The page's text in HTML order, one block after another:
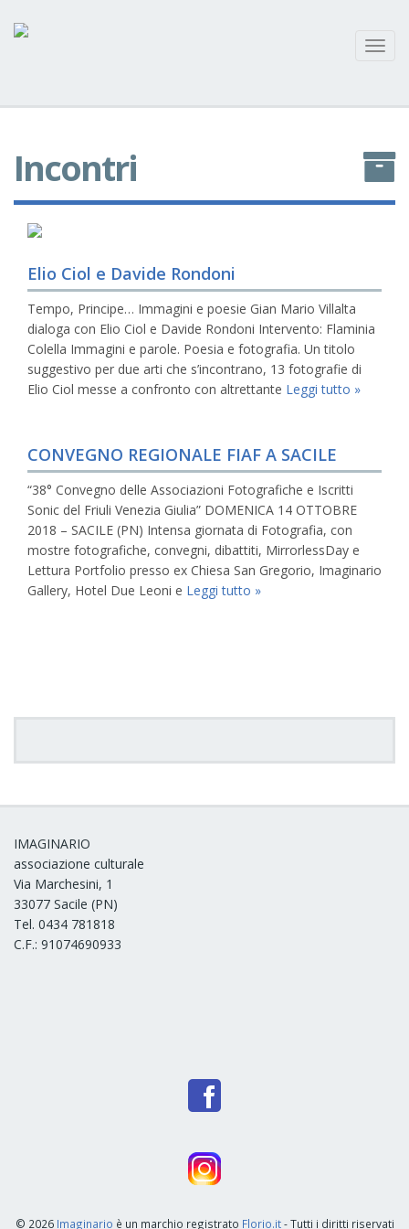
Incontri
Elio Ciol e Davide Rondoni
Tempo, Principe… Immagini e poesie Gian Mario Villalta
dialoga con Elio Ciol e Davide Rondoni Intervento: Flaminia
Colella Immagini e parole. Poesia e fotografia. Un titolo
suggestivo per due arti che s’incontrano, 13 fotografie di
Elio Ciol messe a confronto con altrettante Leggi tutto »
CONVEGNO REGIONALE FIAF A SACILE
“38° Convegno delle Associazioni Fotografiche e Iscritti
Sonic del Friuli Venezia Giulia” DOMENICA 14 OTTOBRE
2018 – SACILE (PN) Intensa giornata di Fotografia, con
mostre fotografiche, convegni, dibattiti, MirrorlessDay e
Lettura Portfolio presso ex Chiesa San Gregorio, Imaginario
Gallery, Hotel Due Leoni e Leggi tutto »
IMAGINARIO
associazione culturale
Via Marchesini, 1
33077 Sacile (PN)
Tel. 0434 781818
C.F.: 91074690933
© 2026 Imaginario è un marchio registrato Florio.it- Tutti i diritti riservati